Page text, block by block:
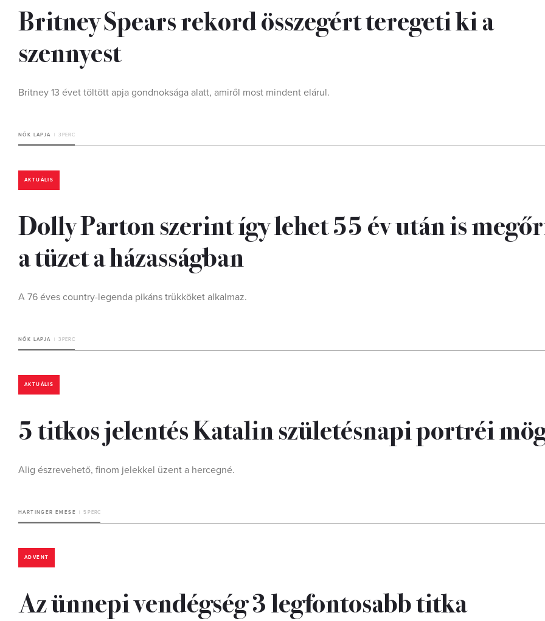
Britney Spears rekord összegért teregeti ki a
szennyest
Britney 13 évet töltött apja gondnoksága alatt, amiről most mindent elárul.
NŐK LAPJA 3 PERC
AKTUÁLIS
Dolly Parton szerint így lehet 55 év után is
a tüzet a házasságban
A 76 éves country-legenda pikáns trükköket alkalmaz.
NŐK LAPJA 3 PERC
AKTUÁLIS
5 titkos jelentés Katalin születésnapi portréi
Alig észrevehető, finom jelekkel üzent a hercegné.
HARTINGER EMESE 5 PERC
ADVENT
Az ünnepi vendégség 3 legfontosabb titka